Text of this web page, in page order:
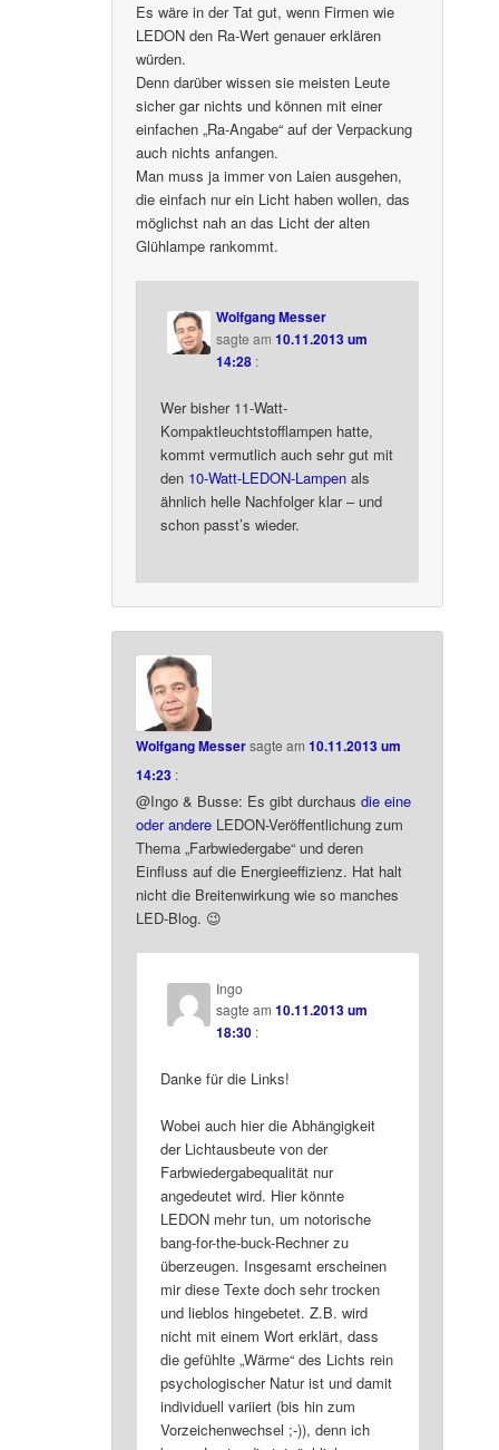
Es wäre in der Tat gut, wenn Firmen wie
LEDON den Ra-Wert genauer erklären
würden.
Denn darüber wissen sie meisten Leute
sicher gar nichts und können mit einer
einfachen „Ra-Angabe“ auf der Verpackung
auch nichts anfangen.
Man muss ja immer von Laien ausgehen,
die einfach nur ein Licht haben wollen, das
möglichst nah an das Licht der alten
Glühlampe rankommt.
Wolfgang Messer
sagte am10.11.2013 um
14:28 :
Wer bisher 11-Watt-
Kompaktleuchtstofflampen hatte,
kommt vermutlich auch sehr gut mit
den 10-Watt-LEDON-Lampen als
ähnlich helle Nachfolger klar – und
schon passt’s wieder.
Wolfgang Messersagte am10.11.2013 um
14:23 :
@Ingo & Busse: Es gibt durchausdie eine
oder andere LEDON-Veröffentlichung zum
Thema „Farbwiedergabe“ und deren
Einfluss auf die Energieeffizienz. Hat halt
nicht die Breitenwirkung wie so manches
LED-Blog. 😉
Ingo
sagte am10.11.2013 um
18:30 :
Danke für die Links!
Wobei auch hier die Abhängigkeit
der Lichtausbeute von der
Farbwiedergabequalität nur
angedeutet wird. Hier könnte
LEDON mehr tun, um notorische
bang-for-the-buck-Rechner zu
überzeugen. Insgesamt erscheinen
mir diese Texte doch sehr trocken
und lieblos hingebetet. Z.B. wird
nicht mit einem Wort erklärt, dass
die gefühlte „Wärme“ des Lichts rein
psychologischer Natur ist und damit
individuell variiert (bis hin zum
Vorzeichenwechsel ;-)), denn ich